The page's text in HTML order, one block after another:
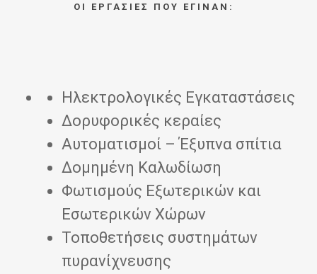
ΟΙ ΕΡΓΑΣΙΕΣ ΠΟΥ ΕΓΙΝΑΝ:
Ηλεκτρολογικές Εγκαταστάσεις
Δορυφορικές κεραίες
Αυτοματισμοί – Έξυπνα σπίτια
Δομημένη Καλωδίωση
Φωτισμούς Εξωτερικών και
Εσωτερικών Χώρων
Τοποθετήσεις συστημάτων
πυρανίχνευσης